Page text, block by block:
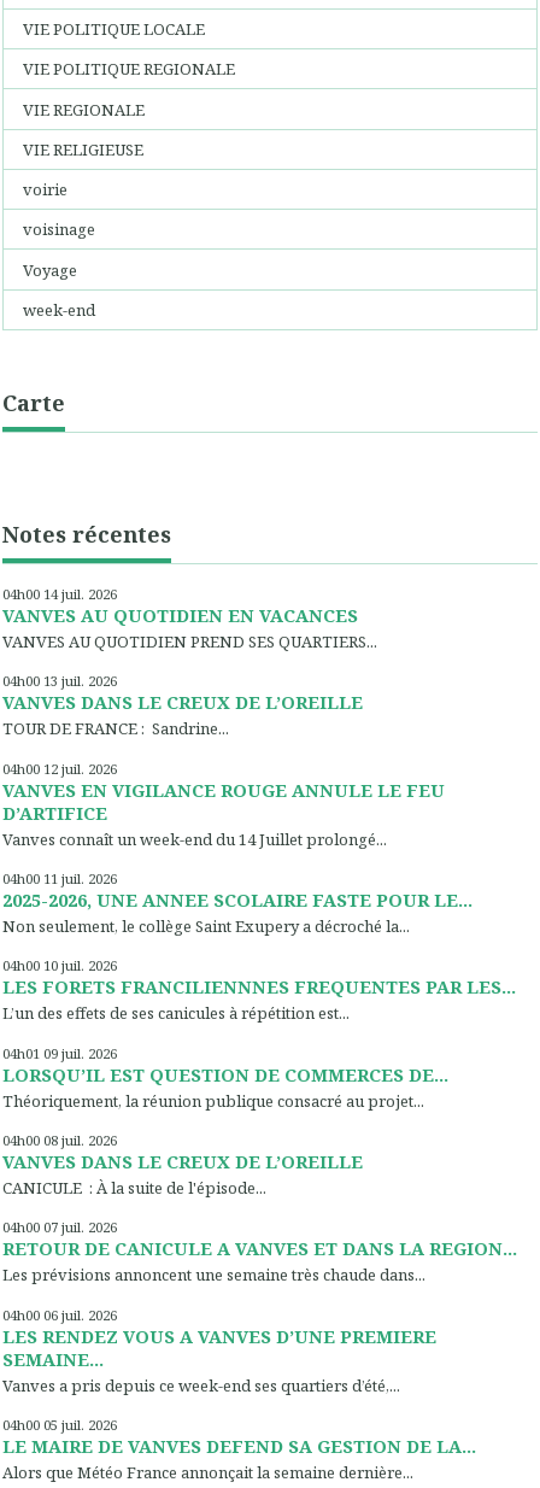
VIE POLITIQUE LOCALE
VIE POLITIQUE REGIONALE
VIE REGIONALE
VIE RELIGIEUSE
voirie
voisinage
Voyage
week-end
Carte
Notes récentes
04h00 14 juil. 2026
VANVES AU QUOTIDIEN EN VACANCES
VANVES AU QUOTIDIEN PREND SES QUARTIERS...
04h00 13 juil. 2026
VANVES DANS LE CREUX DE L’OREILLE
TOUR DE FRANCE : Sandrine...
04h00 12 juil. 2026
VANVES EN VIGILANCE ROUGE ANNULE LE FEU
D’ARTIFICE
Vanves connaît un week-end du 14 Juillet prolongé...
04h00 11 juil. 2026
2025-2026, UNE ANNEE SCOLAIRE FASTE POUR LE...
Non seulement, le collège Saint Exupery a décroché la...
04h00 10 juil. 2026
LES FORETS FRANCILIENNNES FREQUENTES PAR LES...
L’un des effets de ses canicules à répétition est...
04h01 09 juil. 2026
LORSQU’IL EST QUESTION DE COMMERCES DE...
Théoriquement, la réunion publique consacré au projet...
04h00 08 juil. 2026
VANVES DANS LE CREUX DE L’OREILLE
CANICULE : À la suite de l'épisode...
04h00 07 juil. 2026
RETOUR DE CANICULE A VANVES ET DANS LA REGION...
Les prévisions annoncent une semaine très chaude dans...
04h00 06 juil. 2026
LES RENDEZ VOUS A VANVES D’UNE PREMIERE
SEMAINE...
Vanves a pris depuis ce week-end ses quartiers d’été,...
04h00 05 juil. 2026
LE MAIRE DE VANVES DEFEND SA GESTION DE LA...
Alors que Météo France annonçait la semaine dernière...